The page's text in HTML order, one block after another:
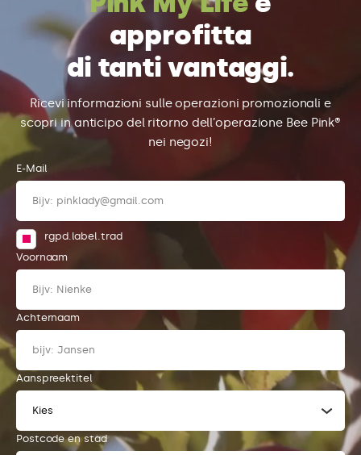
approfitta
di tanti vantaggi.
Ricevi informazioni sulle operazioni promozionali e
scopri in anticipo del ritorno dell’operazione Bee Pink®
nei negozi!
E-Mail
rgpd.label.trad
Voornaam
Achternaam
Aanspreektitel
Kies
Postcode en stad